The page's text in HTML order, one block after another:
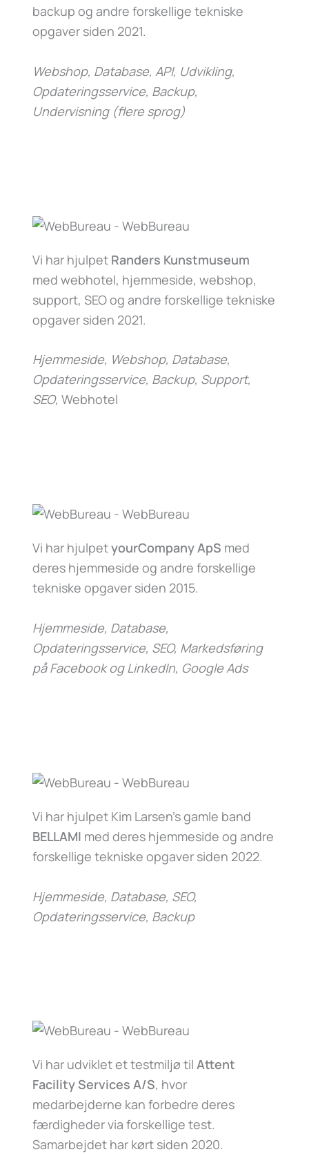
backup og andre forskellige tekniske
opgaver siden 2021.
Webshop, Database, API, Udvikling,
Opdateringsservice, Backup,
Undervisning (flere sprog)
Vi har hjulpet Randers Kunstmuseum
med webhotel, hjemmeside, webshop,
support, SEO og andre forskellige tekniske
opgaver siden 2021.
Hjemmeside, Webshop, Database,
Opdateringsservice, Backup, Support,
SEO, Webhotel
Vi har hjulpetyourCompany ApS med
deres hjemmeside og andre forskellige
tekniske opgaver siden 2015.
Hjemmeside, Database,
Opdateringsservice, SEO, Markedsføring
på Facebook og LinkedIn, Google Ads
Vi har hjulpet Kim Larsen’s gamle band
BELLAMI med deres hjemmeside og andre
forskellige tekniske opgaver siden 2022.
Hjemmeside, Database, SEO,
Opdateringsservice, Backup
Vi har udviklet et testmiljø til Attent
Facility Services A/S, hvor
medarbejderne kan forbedre deres
færdigheder via forskellige test.
Samarbejdet har kørt siden 2020.